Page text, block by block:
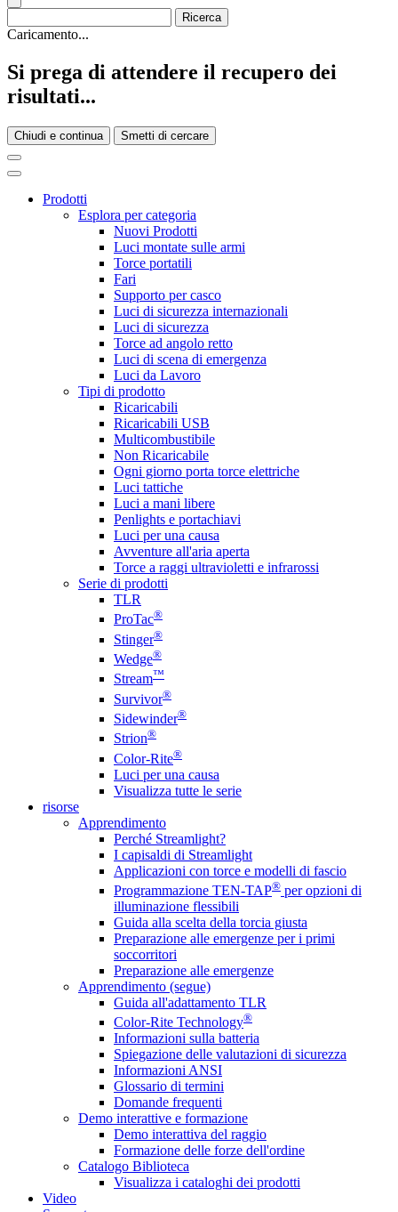
Caricamento...
Si prega di attendere il recupero dei
risultati...
Chiudi e continua Smetti di cercare
Prodotti
Esplora per categoria
Nuovi Prodotti
Luci montate sulle armi
Torce portatili
Fari
Supporto per casco
Luci di sicurezza internazionali
Luci di sicurezza
Torce ad angolo retto
Luci di scena di emergenza
Luci da Lavoro
Tipi di prodotto
Ricaricabili
Ricaricabili USB
Multicombustibile
Non Ricaricabile
Ogni giorno porta torce elettriche
Luci tattiche
Luci a mani libere
Penlights e portachiavi
Luci per una causa
Avventure all'aria aperta
Torce a raggi ultravioletti e infrarossi
Serie di prodotti
TLR
ProTac®
Stinger®
Wedge®
Stream™
Survivor®
Sidewinder®
Strion®
Color-Rite®
Luci per una causa
Visualizza tutte le serie
risorse
Apprendimento
Perché Streamlight?
I capisaldi di Streamlight
Applicazioni con torce e modelli di fascio
Programmazione TEN-TAP® per opzioni di
illuminazione flessibili
Guida alla scelta della torcia giusta
Preparazione alle emergenze per i primi
soccorritori
Preparazione alle emergenze
Apprendimento (segue)
Guida all'adattamento TLR
Color-Rite Technology®
Informazioni sulla batteria
Spiegazione delle valutazioni di sicurezza
Informazioni ANSI
Glossario di termini
Domande frequenti
Demo interattive e formazione
Demo interattiva del raggio
Formazione delle forze dell'ordine
Catalogo Biblioteca
Visualizza i cataloghi dei prodotti
Video